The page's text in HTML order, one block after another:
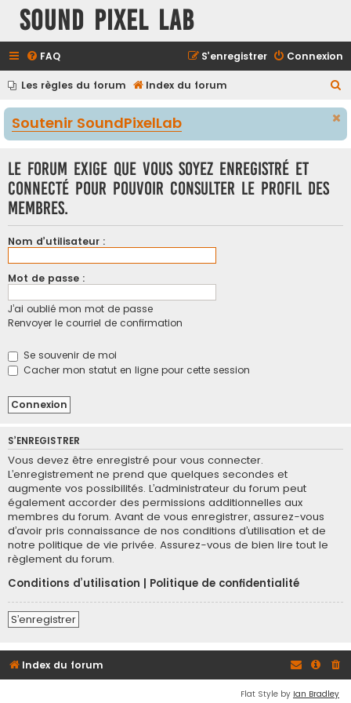
Sound Pixel Lab
FAQ Connexion
S’enregistrer
Les règles du forum Index du forum
e
h
Soutenir SoundPixelLab
Le forum exige que vous soyez enregistré et
connecté pour pouvoir consulter le profil des
membres.
Nom d’utilisateur :
Mot de passe :
J’ai oublié mon mot de passe
Renvoyer le courriel de confirmation
Se souvenir de moi
Cacher mon statut en ligne pour cette session
S’ENREGISTRER
Vous devez être enregistré pour vous connecter.
L’enregistrement ne prend que quelques secondes et
augmente vos possibilités. L’administrateur du forum peut
également accorder des permissions additionnelles aux
membres du forum. Avant de vous enregistrer, assurez-vous
d’avoir pris connaissance de nos conditions d’utilisation et de
notre politique de vie privée. Assurez-vous de bien lire tout le
règlement du forum.
Conditions d’utilisation
Politique de confidentialité
S’enregistrer
Index du forum
Flat Style by Ian Bradley